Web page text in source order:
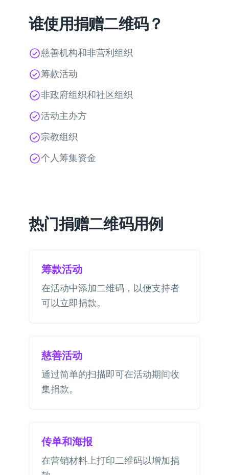
谁使用捐赠二维码？
慈善机构和非营利组织
筹款活动
非政府组织和社区组织
活动主办方
宗教组织
个人筹集资金
热门捐赠二维码用例
筹款活动
在活动中添加二维码，以便支持者
可以立即捐款。
慈善活动
通过简单的扫描即可在活动期间收
集捐款。
传单和海报
在营销材料上打印二维码以增加捐